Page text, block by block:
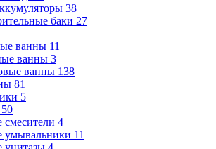
38
баки 27
ванны 11
ванны 3
ванны 138
81
5
50
смесители 4
умывальники 11